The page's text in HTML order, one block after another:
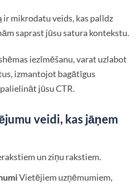
ir mikrodatu veids, kas palīdz
saprast jūsu satura kontekstu.
iezīmēšanu, varat uzlabot
izmantojot bagātīgus
jūsu CTR.
veidi, kas jāņem
un ziņu rakstiem.
Vietējiem uzņēmumiem,